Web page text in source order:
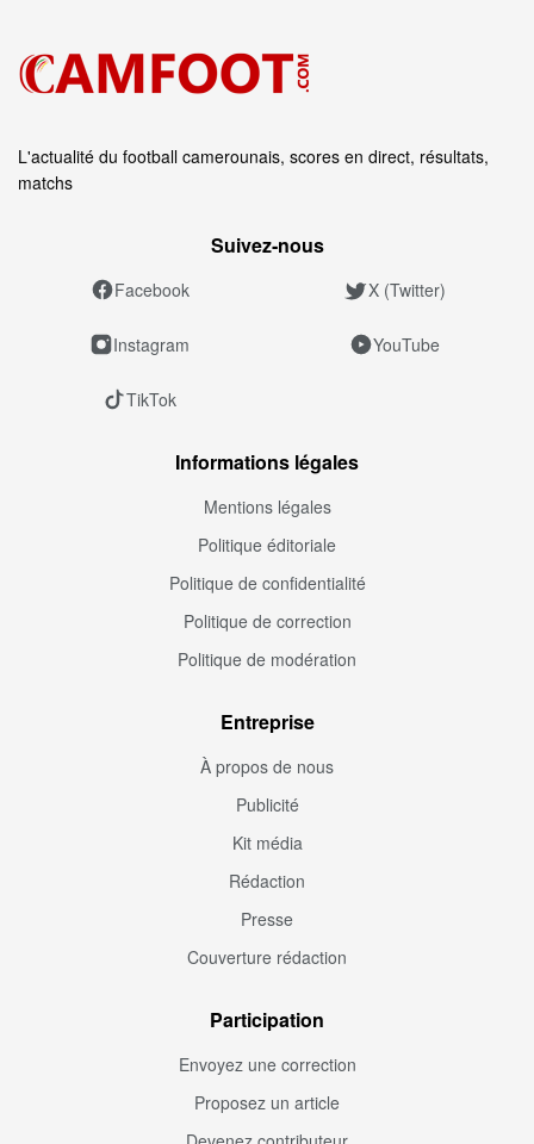
L'actualité du football camerounais, scores en direct, résultats,
matchs
Suivez‑nous
Facebook X (Twitter)
Instagram YouTube
TikTok
Informations légales
Mentions légales
Politique éditoriale
Politique de confidentialité
Politique de correction
Politique de modération
Entreprise
À propos de nous
Publicité
Kit média
Rédaction
Presse
Couverture rédaction
Participation
Envoyez une correction
Proposez un article